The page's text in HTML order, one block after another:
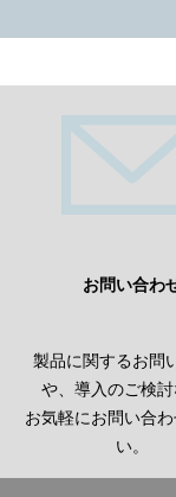
お問い合わ
製品に関するお問
や、導入のご検討
お気軽にお問い合わ
い。